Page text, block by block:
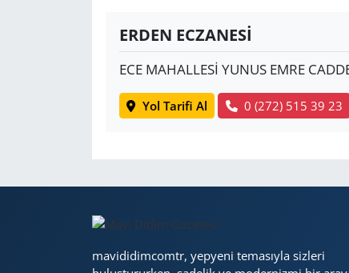
ERDEN ECZANESİ
ECE MAHALLESİ YUNUS EMRE
Yol Tarifi Al 0 (272) 515 39 23
mavididimcomtr, yepyeni temasıyla sizleri